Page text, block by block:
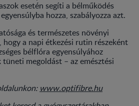
esetén segíti a bélműködés
hozza, szabályozza azt.
és természetes növényi
a napi étkezési rutin részeként
bélflóra egyensúlyához
megoldást – az emésztési
www.optifibre.hu